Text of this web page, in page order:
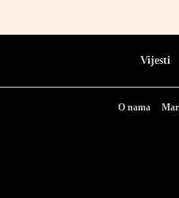
Vijesti
O nama